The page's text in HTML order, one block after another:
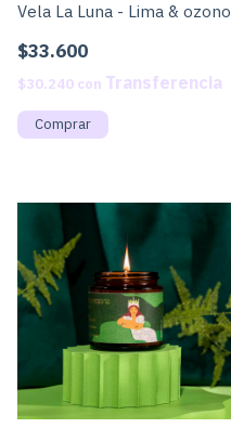
Vela La Luna - Lima & ozono
$33.600
$30.240 con